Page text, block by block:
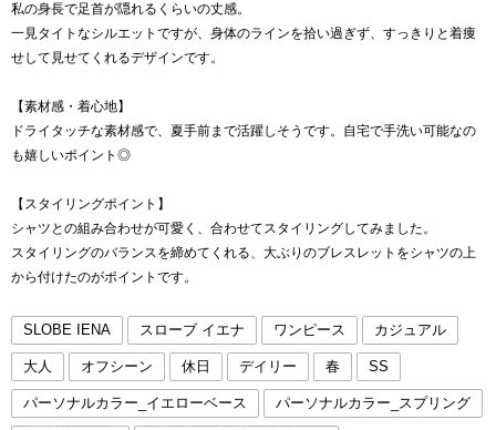
私の身長で足首が隠れるくらいの丈感。
一見タイトなシルエットですが、身体のラインを拾い過ぎず、すっきりと着痩
せして見せてくれるデザインです。
【素材感・着心地】
ドライタッチな素材感で、夏手前まで活躍しそうです。自宅で手洗い可能なの
も嬉しいポイント◎
【スタイリングポイント】
シャツとの組み合わせが可愛く、合わせてスタイリングしてみました。
スタイリングのバランスを締めてくれる、大ぶりのブレスレットをシャツの上
から付けたのがポイントです。
SLOBE IENA スローブ イエナ ワンピース カジュアル
大人 オフシーン 休日 デイリー 春 SS
パーソナルカラー_イエローベース パーソナルカラー_スプリング